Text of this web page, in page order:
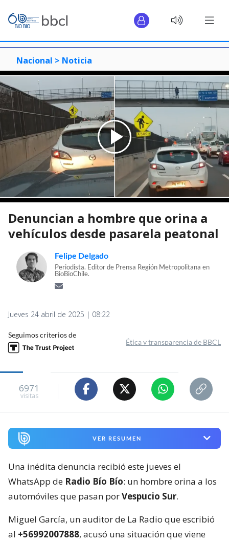
Nacional > Noticia
Denuncian a hombre que orina a
vehículos desde pasarela peatonal
Felipe Delgado
Periodista. Editor de Prensa Región Metropolitana en
BioBioChile.
Jueves 24 abril de 2025 | 08:22
Seguimos criterios de
Ética y transparencia de BBCL
6971
visitas
VER RESUMEN
Una inédita denuncia recibió este jueves el
WhatsApp de Radio Bío Bío: un hombre orina a los
automóviles que pasan porVespucio Sur.
Miguel García, un auditor de La Radio que escribió
al +56992007888, acusó una situación que viene